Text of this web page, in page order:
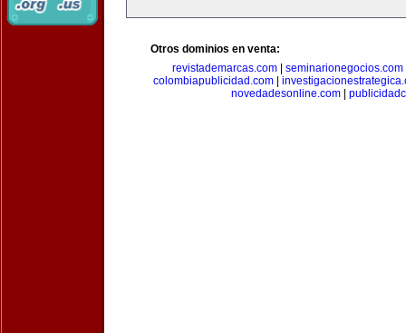
Otros dominios en venta:
revistademarcas.com
seminarionegocios.com
colombiapublicidad.com
novedadesonline.com|